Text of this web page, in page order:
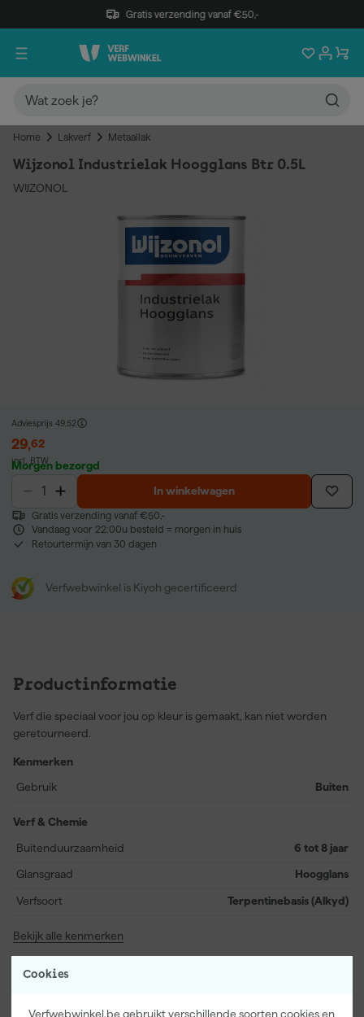
Gratis verzending vanaf €50,-
Home Lakverf Metaallak
Cookies
Verfwebwinkel.be gebruikt verschillende soorten cookies en
Wijzonol Industrielak Hoogglans Btr 0.5L
WIJZONOL
Adviesprijs 49,52
29,62
incl. BTW
Morgen bezorgd
In winkelwagen
Gratis verzending vanaf €50,-
Vandaag voor 22:00u besteld = morgen in huis
Retourtermijn van 30 dagen
Verfwebwinkel is Kiyoh gecertificeerd
Productinformatie
Verf die speciaal voor jou op kleur is gemaakt, kan niet worden
geretourneerd.
Kenmerken
Gebruik
Buiten
Verf & Chemie
Buitenduurzaamheid
6 tot 8 jaar
Glansgraad Hoogglans
Verfsoort Terpentinebasis (Alkyd)
Bekijk alle kenmerken
Documenten